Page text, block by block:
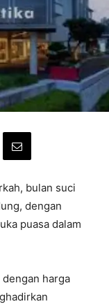
bulan suci
dengan
puasa dalam
harga